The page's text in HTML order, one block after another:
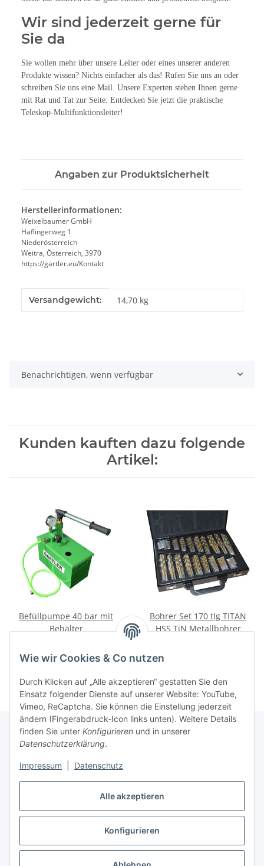
Alle akzeptieren
Konfigurieren
Wie wir Cookies & Co nutzen
Durch Klicken auf „Alle akzeptieren“ gestatten Sie den
Einsatz folgender Dienste auf unserer Website: YouTube,
Vimeo, ReCaptcha. Sie können die Einstellung jederzeit
ändern (Fingerabdruck-Icon links unten). Weitere Details
finden Sie unter Konfigurieren und in unserer
Datenschutzerklärung.
Impressum Datenschutz
Wir sind jederzeit gerne für
Sie da
Sie wollen mehr über unsere Leiter oder eines unserer anderen
Produkte wissen? Nichts einfacher als das! Rufen Sie uns an oder
schreiben Sie uns eine Mail. Unsere Experten stehen Ihnen gerne
mit Rat und Tat zur Seite. Entdecken Sie jetzt die praktische
Teleskop-Multifunktionsleiter!
Angaben zur Produktsicherheit
Herstellerinformationen:
Weixelbaumer GmbH
Haflingerweg 1
Niederösterreich
Weitra, Österreich, 3970
https://gartler.eu/Kontakt
Produkteigenschaft
Wert
Versandgewicht: 14,70 kg
Benachrichtigen, wenn verfügbar
Kunden kauften dazu folgende
Artikel:
Befüllpumpe 40 bar mit
Behälter
Bohrer Set 170 tlg TITAN
HSS TiN Metallbohrer
Vertrag widerrufen
* Alle Preise inkl. gesetzlicher USt., zzgl.